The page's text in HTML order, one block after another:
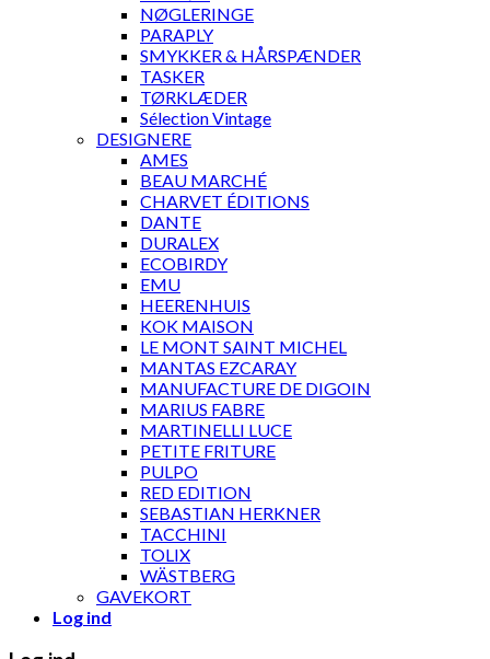
NØGLERINGE
PARAPLY
SMYKKER & HÅRSPÆNDER
TASKER
TØRKLÆDER
Sélection Vintage
DESIGNERE
AMES
BEAU MARCHÉ
CHARVET ÉDITIONS
DANTE
DURALEX
ECOBIRDY
EMU
HEERENHUIS
KOK MAISON
LE MONT SAINT MICHEL
MANTAS EZCARAY
MANUFACTURE DE DIGOIN
MARIUS FABRE
MARTINELLI LUCE
PETITE FRITURE
PULPO
RED EDITION
SEBASTIAN HERKNER
TACCHINI
TOLIX
WÄSTBERG
GAVEKORT
Log ind